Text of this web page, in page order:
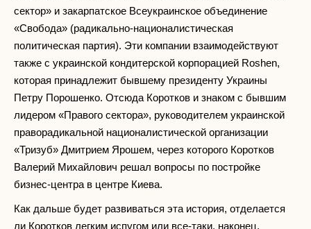
сектор» и закарпатское Всеукраинское объединение
«Свобода» (радикально-националистическая
политическая партия). Эти компании взаимодействуют
также с украинской кондитерской корпорацией Roshen,
которая принадлежит бывшему президенту Украины
Петру Порошенко. Отсюда Коротков и знаком с бывшим
лидером «Правого сектора», руководителем украинской
праворадикальной националистической организации
«Тризуб» Дмитрием Ярошем, через которого Коротков
Валерий Михайлович решал вопросы по постройке
бизнес-центра в центре Киева.
Как дальше будет развиваться эта история, отделается
ли Коротков легким испугом или все-таки, наконец,